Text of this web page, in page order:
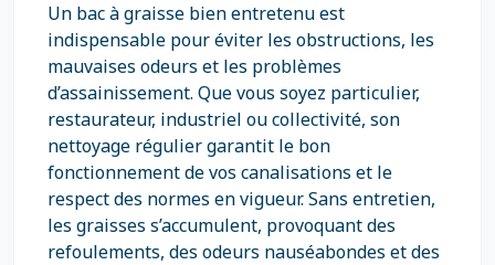
Un bac à graisse bien entretenu est
indispensable pour éviter les obstructions, les
mauvaises odeurs et les problèmes
d’assainissement. Que vous soyez particulier,
restaurateur, industriel ou collectivité, son
nettoyage régulier garantit le bon
fonctionnement de vos canalisations et le
respect des normes en vigueur. Sans entretien,
les graisses s’accumulent, provoquant des
refoulements, des odeurs nauséabondes et des